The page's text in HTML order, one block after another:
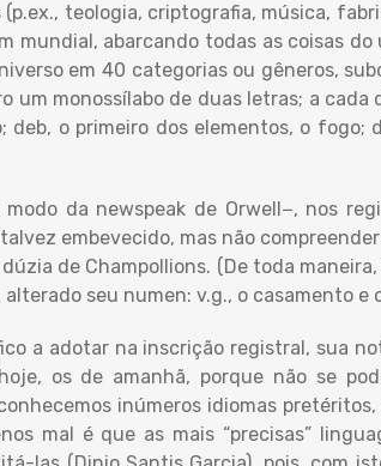
teologia, criptografia, música,
mundial, abarcando todas as coisas
em 40 categorias ou gêneros,
um monossílabo de duas letras; a
o primeiro dos elementos, o fogo;
da newspeak de Orwell−, nos
embevecido, mas não
de Champollions. (De toda
seu numen: v.g., o casamento e
a adotar na inscrição registral, sua
os de amanhã, porque não se
inúmeros idiomas
mal é que as mais “precisas”